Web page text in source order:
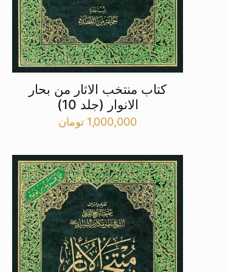
کتاب منتخب الاثار من بحار
الانوار (جلد 10)
1,000,000 تومان